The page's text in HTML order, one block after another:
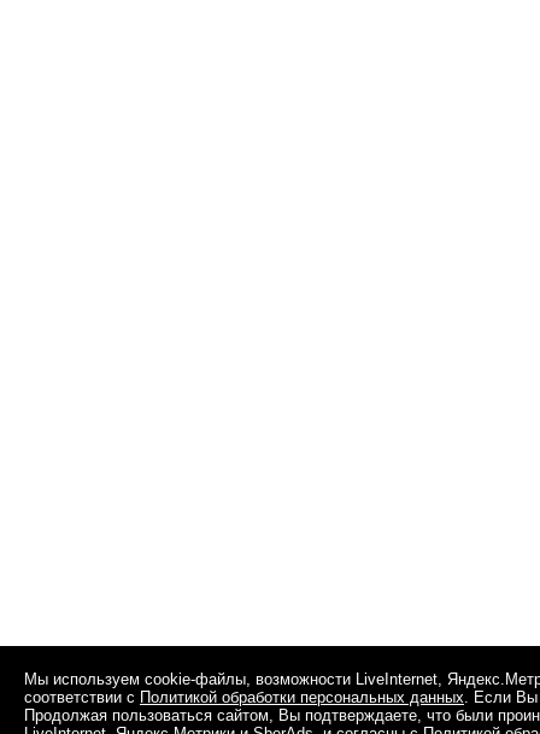
Мы используем cookie-файлы, возможности LiveInternet,
соответствии с Политикой обработки персональных данных. Если Вы
Продолжая пользоваться сайтом, Вы подтверждаете, что были